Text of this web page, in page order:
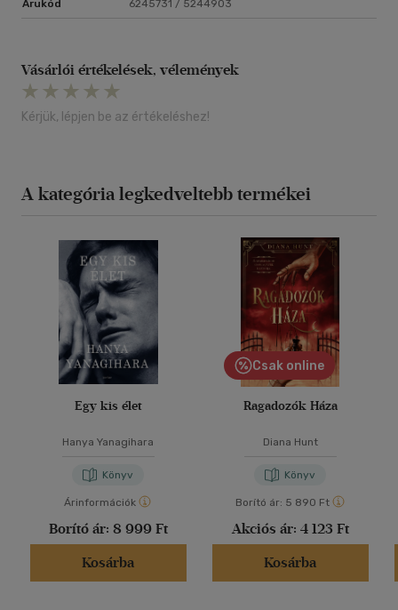
Árukód 6245731 / 5244903
Vásárlói értékelések, vélemények
Kérjük, lépjen be az értékeléshez!
A kategória legkedveltebb termékei
Egy kis élet
Hanya Yanagihara
Könyv
Árinformációk
Borító ár: 8 999 Ft
Kosárba
Csak online
Ragadozók Háza
Diana Hunt
Könyv
Borító ár: 5 890 Ft
Akciós ár: 4 123 Ft
Kosárba